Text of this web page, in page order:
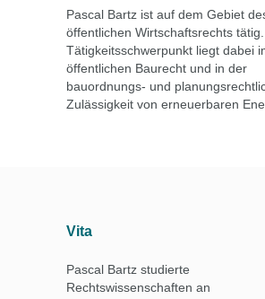
Pascal Bartz ist auf dem Gebiet
öffentlichen Wirtschaftsrechts
Tätigkeitsschwerpunkt liegt dabei
öffentlichen Baurecht und in der
bauordnungs- und
Zulässigkeit von erneuerbaren
Vita
Pascal Bartz studierte
Rechtswissenschaften an